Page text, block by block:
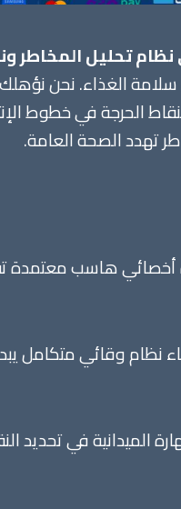
تحليل المخاطر
الغذاء. نحن نؤهلك
الحرجة في خطوط
تهدد الصحة العامة.
هاسب معتمدة
نظام وقائي متكامل
الميدانية في تحديد